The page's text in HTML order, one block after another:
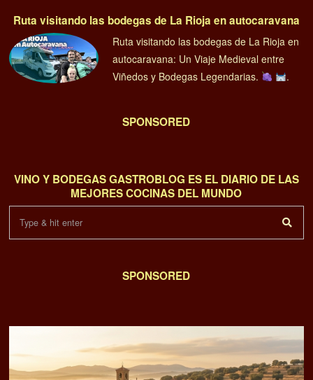
Ruta visitando las bodegas de La Rioja en autocaravana
Ruta visitando las bodegas de La Rioja en
autocaravana: Un Viaje Medieval entre
Viñedos y Bodegas Legendarias.
.
SPONSORED
VINO Y BODEGAS GASTROBLOG ES EL DIARIO DE LAS
MEJORES COCINAS DEL MUNDO
SPONSORED